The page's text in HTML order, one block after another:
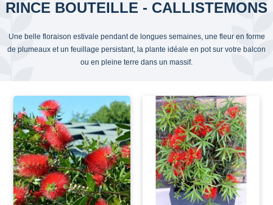
RINCE BOUTEILLE - CALLISTEMONS
Une belle floraison estivale pendant de longues semaines, une fleur en forme
de plumeaux et un feuillage persistant, la plante idéale en pot sur votre balcon
ou en pleine terre dans un massif.